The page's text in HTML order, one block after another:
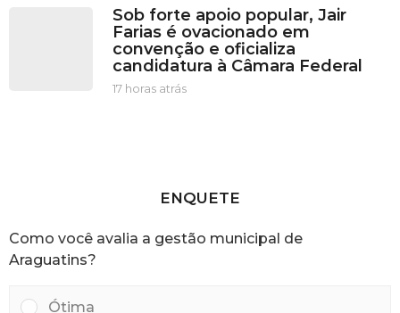
r
á
s
h
o
r
a
Sob forte apoio popular, Jair
Farias é ovacionado em
convenção e oficializa
candidatura à Câmara Federal
17 horas atrás1
s
a
r
ENQUETE
Como você avalia a gestão municipal de
Araguatins?
Ótima